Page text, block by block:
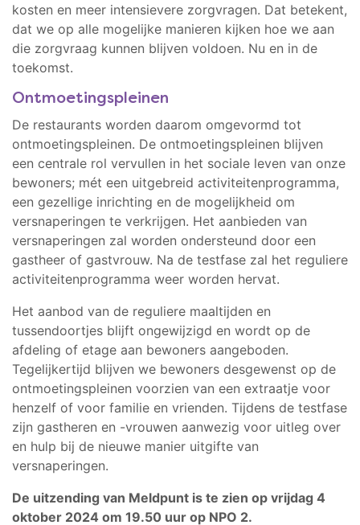
kosten en meer intensievere zorgvragen. Dat betekent,
dat we op alle mogelijke manieren kijken hoe we aan
die zorgvraag kunnen blijven voldoen. Nu en in de
toekomst.
Ontmoetingspleinen
De restaurants worden daarom omgevormd tot
ontmoetingspleinen. De ontmoetingspleinen blijven
een centrale rol vervullen in het sociale leven van onze
bewoners; mét een uitgebreid activiteitenprogramma,
een gezellige inrichting en de mogelijkheid om
versnaperingen te verkrijgen. Het aanbieden van
versnaperingen zal worden ondersteund door een
gastheer of gastvrouw. Na de testfase zal het reguliere
activiteitenprogramma weer worden hervat.
Het aanbod van de reguliere maaltijden en
tussendoortjes blijft ongewijzigd en wordt op de
afdeling of etage aan bewoners aangeboden.
Tegelijkertijd blijven we bewoners desgewenst op de
ontmoetingspleinen voorzien van een extraatje voor
henzelf of voor familie en vrienden. Tijdens de testfase
zijn gastheren en -vrouwen aanwezig voor uitleg over
en hulp bij de nieuwe manier uitgifte van
versnaperingen.
De uitzending van Meldpunt is te zien op vrijdag 4
oktober 2024 om 19.50 uur op NPO 2.